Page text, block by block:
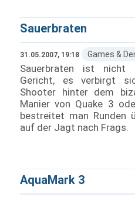
Sauerbraten
31.05.2007, 19:18 Games &
Sauerbraten ist nicht
Gericht, es verbirgt
Shooter hinter dem
Manier von Quake 3
bestreitet man Runden
auf der Jagt nach Frags.
AquaMark 3